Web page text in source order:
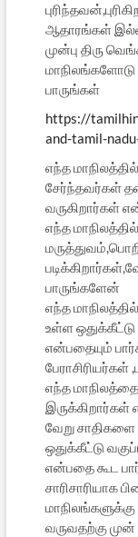
ஆதாரங்கள்
முன்பு திரு
மாநிலங்களோடு
பாருங்கள்
https://
and-tamil-
எந்த
சேர்ந்தவர்கள்
வருகிறார்கள்
எந்த
பாருங்களேன்
எந்த
உள்ள
என்பதையும்
எந்த
இருக்கிறார்கள்
வேறு
ஒதுக்கீட்டு
என்பதை கூட
சாரிசாரியாக
மாநிலங்களுக்கு
வருவதற்கு முன்